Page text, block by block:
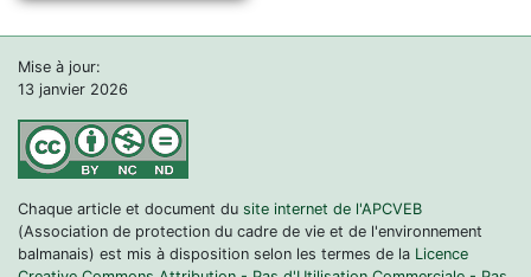
Mise à jour:
13 janvier 2026
Chaque article et document du site internet de l'APCVEB
(Association de protection du cadre de vie et de l'environnement
balmanais) est mis à disposition selon les termes de la Licence